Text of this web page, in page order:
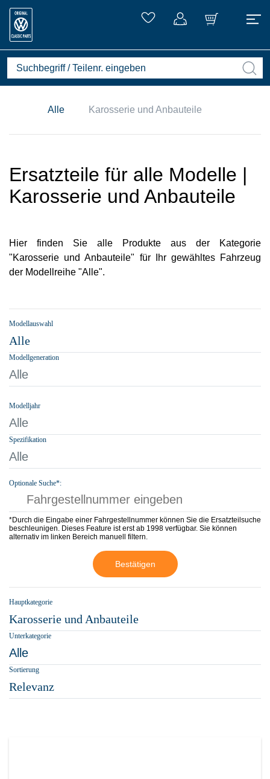
Alle Karosserie und Anbauteile
Ersatzteile für alle Modelle |
Karosserie und Anbauteile
Hier finden Sie alle Produkte aus der Kategorie
"Karosserie und Anbauteile" für Ihr gewähltes Fahrzeug
der Modellreihe "Alle".
Modellauswahl
Alle
Modellgeneration
Alle
Modelljahr
Alle
Spezifikation
Alle
Optionale Suche*:
*Durch die Eingabe einer Fahrgestellnummer können Sie die Ersatzteilsuche
beschleunigen. Dieses Feature ist erst ab 1998 verfügbar. Sie können
alternativ im linken Bereich manuell filtern.
Bestätigen
Hauptkategorie
Karosserie und Anbauteile
Unterkategorie
Alle
Sortierung
Relevanz